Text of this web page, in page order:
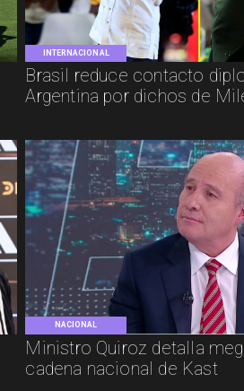
INTERNACIONAL
Brasil reduce contacto
Argentina por dichos de
NACIONAL
Ministro Quiroz detalla
cadena nacional de Kast